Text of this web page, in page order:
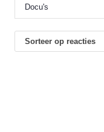
Docu's
Sorteer op reacties